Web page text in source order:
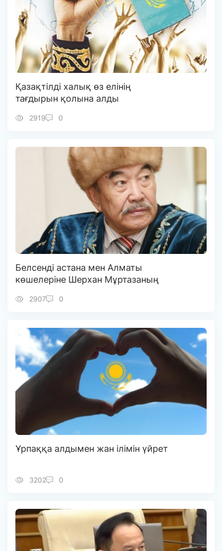
Қазақтілді халық өз елінің
тағдырын қолына алды
2919 0
Белсенді астана мен Алматы
көшелеріне Шерхан Мұртазаның
2907 0
Ұрпаққа алдымен жан ілімін үйрет
3202 0